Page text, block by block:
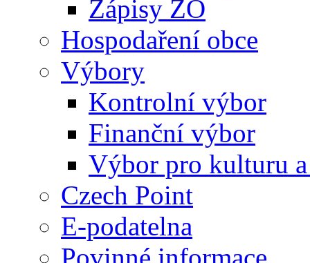
Zápisy ZO
Hospodaření obce
Výbory
Kontrolní výbor
Finanční výbor
Výbor pro kulturu
Czech Point
E-podatelna
Povinné informace